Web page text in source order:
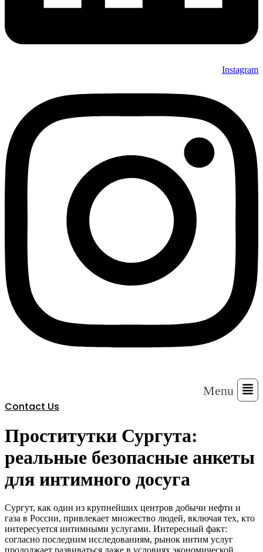
Instagram
Menu
Contact Us
Проститутки Сургута:
реальные безопасные анкеты
для интимного досуга
Сургут, как один из крупнейших центров добычи нефти и
газа в России, привлекает множество людей, включая тех, кто
интересуется интимными услугами. Интересный факт:
согласно последним исследованиям, рынок интим услуг
продолжает развиваться даже в условиях экономической